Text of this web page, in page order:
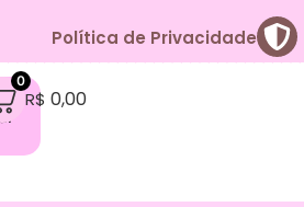
Política de Privacidade
0
R$ 0,00